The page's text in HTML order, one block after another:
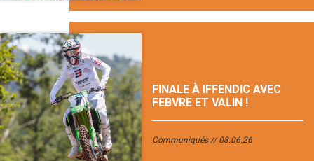
FINALE À IFFENDIC AVEC
FEBVRE ET VALIN !
Communiqués 08.06.26